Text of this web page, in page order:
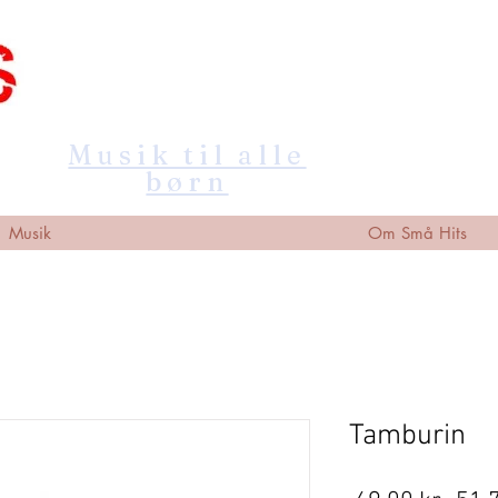
Musik til alle
børn
Musik Om Små Hits
Tamburin